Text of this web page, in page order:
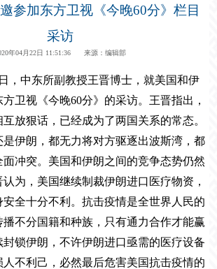
参加东方卫视《今晚60分》栏目
采访
年04月22日 11:51:36 来源：编辑部
日，中东所副教授王晋博士，就美国和伊
方卫视《今晚60分》 的采访。王晋指出，
放狠话，已经成为了两国关系的常态。
伊朗，都无力将对方驱逐出波斯湾，都
冲突。美国和伊朗之间的竞争态势仍然
为，美国继续制裁伊朗进口医疗物资，
全十分不利。抗击疫情是全世界人民的
不分国籍和种族，只有通力合作才能赢
锁伊朗，不许伊朗进口亟需的医疗设备
不利己，必然最后危害美国抗击疫情的